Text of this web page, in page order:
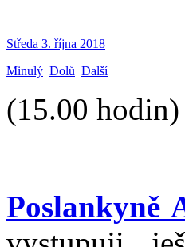
Středa 3. října 2018
Minulý Dolů Další
(15.00 hodin)
Poslankyně